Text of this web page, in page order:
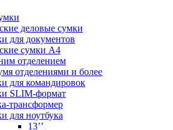
деловые сумки
для документов
сумки А4
отделением
отделениями и более
для командировок
SLIM-формат
трансформер
для ноутбука
13’’